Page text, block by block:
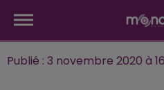
Publié : 3 novembre 2020 à